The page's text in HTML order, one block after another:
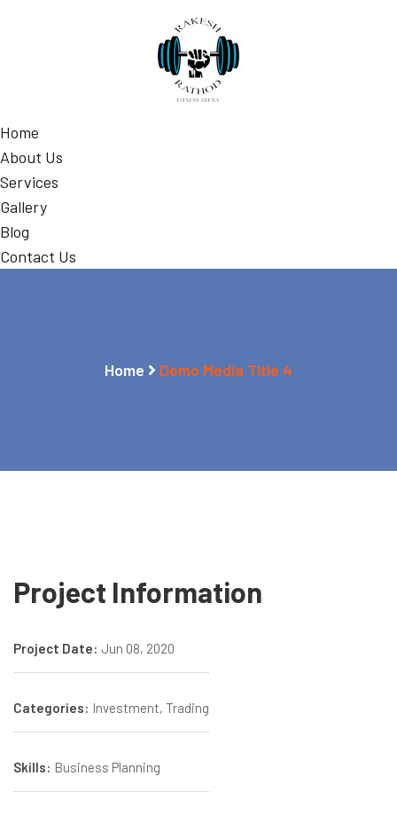
Home
About Us
Services
Gallery
Blog
Contact Us
Home Demo Media Title 4
Project Information
Project Date: Jun 08, 2020
Categories: Investment, Trading
Skills: Business Planning